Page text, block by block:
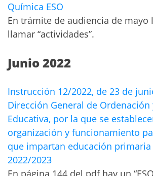
Química ESO
En trámite de audiencia de mayo
llamar “actividades”.
Junio 2022
Instrucción 12/2022, de 23 de
Dirección General de Ordenación
Educativa, por la que se
organización y funcionamiento
que impartan educación
2022/2023
En página 144 del pdf hay un